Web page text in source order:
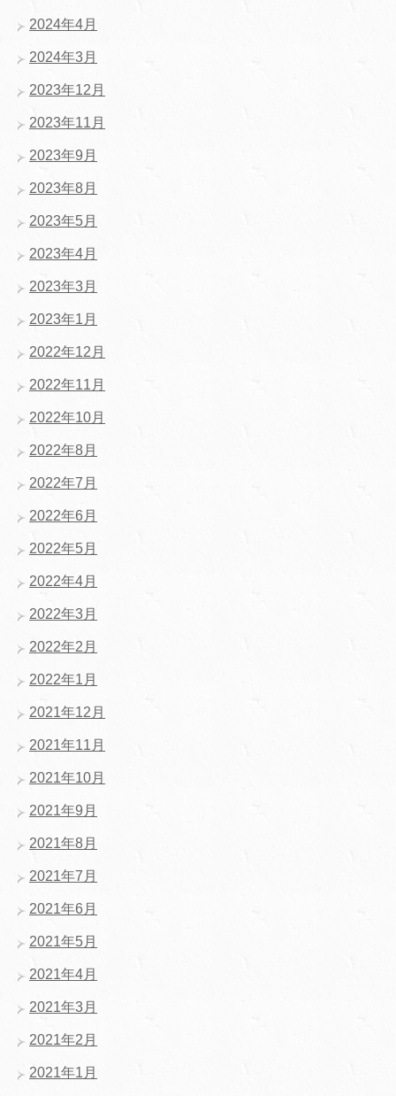
2024年4月
2024年3月
2023年12月
2023年11月
2023年9月
2023年8月
2023年5月
2023年4月
2023年3月
2023年1月
2022年12月
2022年11月
2022年10月
2022年8月
2022年7月
2022年6月
2022年5月
2022年4月
2022年3月
2022年2月
2022年1月
2021年12月
2021年11月
2021年10月
2021年9月
2021年8月
2021年7月
2021年6月
2021年5月
2021年4月
2021年3月
2021年2月
2021年1月